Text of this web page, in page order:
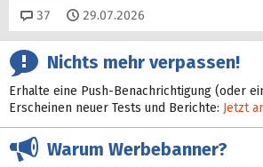
37 Kommentare
29.07.2026
Nichts mehr verpassen!
Erhalte eine Push-Benachrichtigung (oder
Erscheinen neuer Tests und Berichte: Jetzt
Warum Werbebanner?